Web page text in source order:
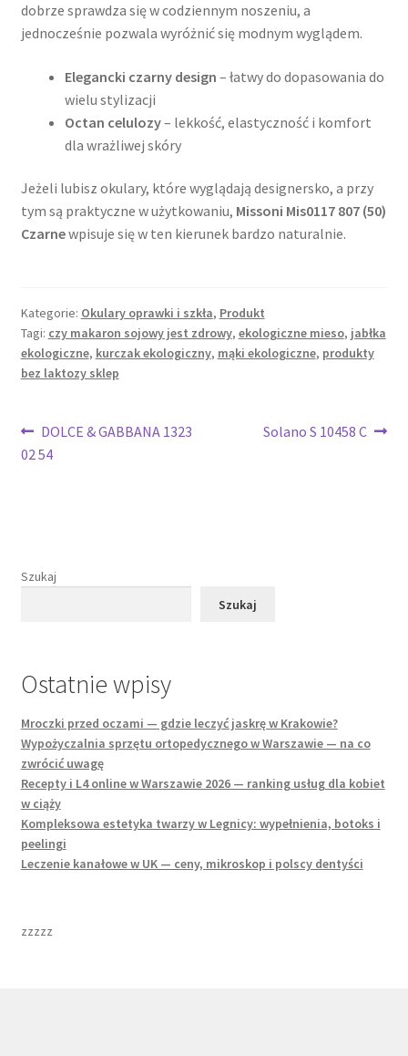
dobrze sprawdza się w codziennym noszeniu, a
jednocześnie pozwala wyróżnić się modnym wyglądem.
Elegancki czarny design – łatwy do dopasowania do
wielu stylizacji
Octan celulozy– lekkość, elastyczność i komfort
dla wrażliwej skóry
Jeżeli lubisz okulary, które wyglądają designersko, a przy
tym są praktyczne w użytkowaniu, Missoni Mis0117 807 (50)
Czarnewpisuje się w ten kierunek bardzo naturalnie.
Kategorie: Okulary oprawki i szkła, Produkt
Tagi: czy makaron sojowy jest zdrowy, ekologiczne mieso, jabłka
ekologiczne, kurczak ekologiczny, mąki ekologiczne, produkty
bez laktozy sklep
Nawigacja
wpisu
Poprzedni
wpis:
DOLCE & GABBANA 1323
02 54
Następny
Solano S 10458 C
Szukaj
Szukaj
Ostatnie wpisy
Mroczki przed oczami — gdzie leczyć jaskrę w Krakowie?
Wypożyczalnia sprzętu ortopedycznego w Warszawie — na co
zwrócić uwagę
Recepty i L4 online w Warszawie 2026 — ranking usług dla kobiet
w ciąży
Kompleksowa estetyka twarzy w Legnicy: wypełnienia, botoks i
peelingi
Leczenie kanałowe w UK — ceny, mikroskop i polscy dentyści
zzzzz